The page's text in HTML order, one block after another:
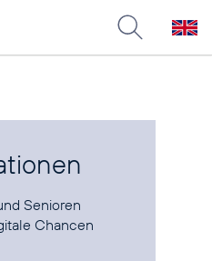
Senioren
Chancen